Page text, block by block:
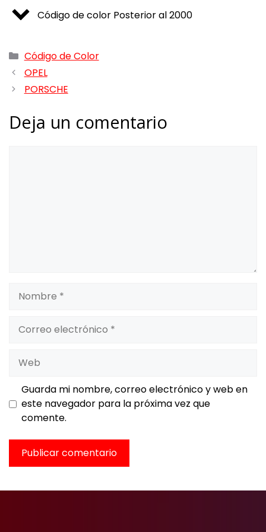
Código de color Posterior al 2000
Categorías
Código de Color
OPEL
PORSCHE
Deja un comentario
Nombre
electrónico
Guarda mi nombre, correo electrónico y web en
este navegador para la próxima vez que
comente.